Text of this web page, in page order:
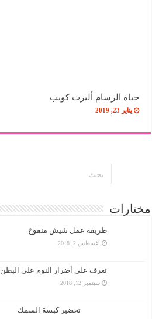
حياة الرسام ألبرت كويب
يناير 23, 2019
مختارات
طريقة عمل شيش منفوخ
أغسطس 2, 2018
تعرف علي أضرار النوم على البطن
سبتمبر 12, 2018
تحضير كبسة السمك